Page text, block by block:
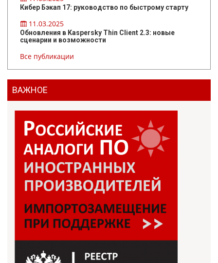
Кибер Бэкап 17: руководство по быстрому старту
11.03.2025
Обновления в Kaspersky Thin Client 2.3: новые
сценарии и возможности
Все публикации
ВАЖНОЕ